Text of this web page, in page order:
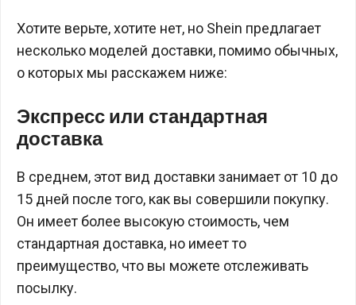
Хотите верьте, хотите нет, но Shein предлагает
несколько моделей доставки, помимо обычных,
о которых мы расскажем ниже:
Экспресс или стандартная
доставка
В среднем, этот вид доставки занимает от 10 до
15 дней после того, как вы совершили покупку.
Он имеет более высокую стоимость, чем
стандартная доставка, но имеет то
преимущество, что вы можете отслеживать
посылку.